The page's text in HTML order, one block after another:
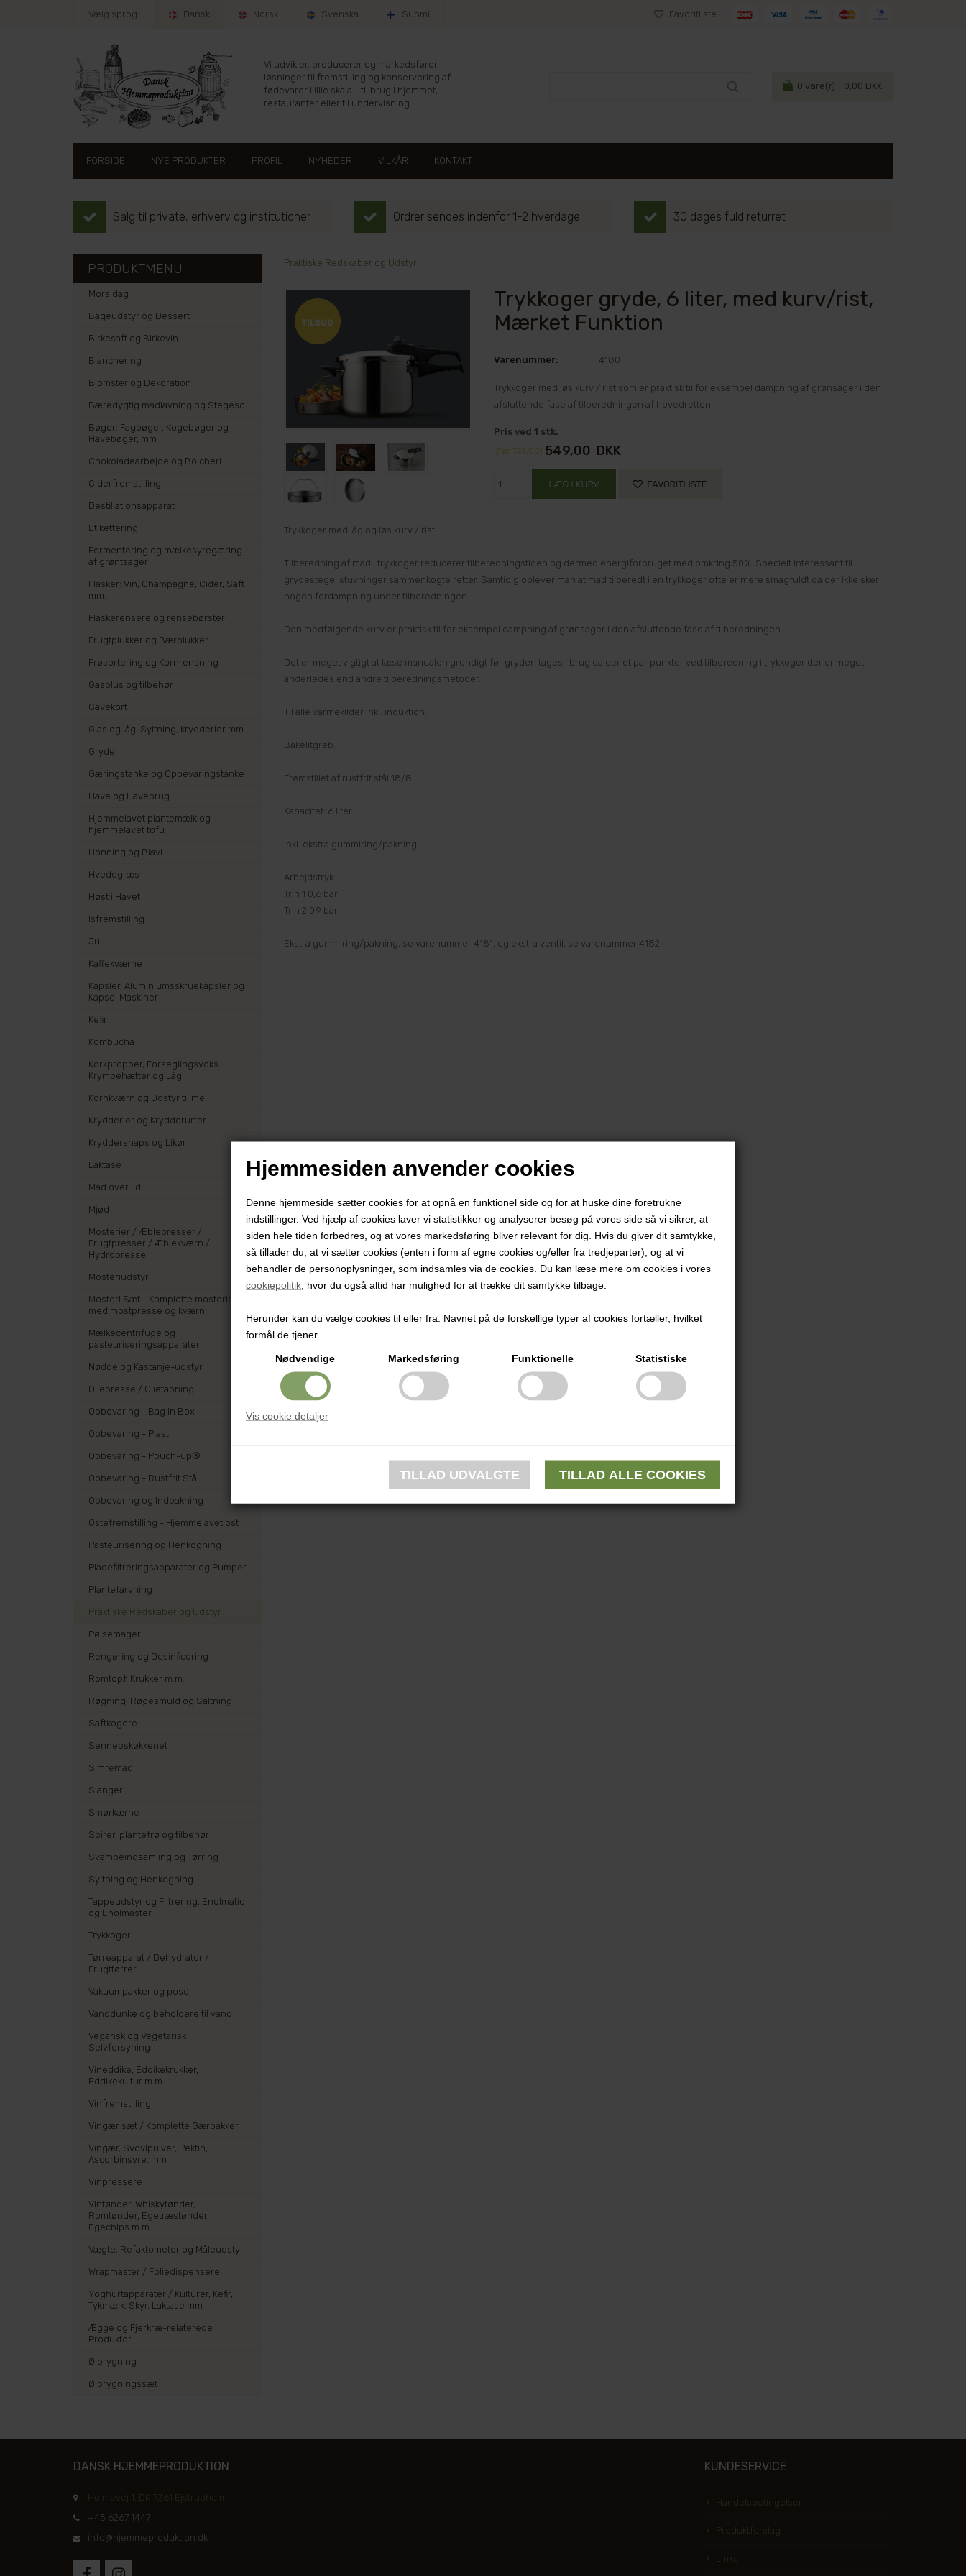
Hjemmesiden anvender cookies
Denne hjemmeside sætter cookies for at opnå en funktionel side og for at huske dine foretrukne
indstillinger. Ved hjælp af cookies laver vi statistikker og analyserer besøg på vores side så vi sikrer, at
siden hele tiden forbedres, og at vores markedsføring bliver relevant for dig. Hvis du giver dit samtykke,
så tillader du, at vi sætter cookies (enten i form af egne cookies og/eller fra tredjeparter), og at vi
behandler de personoplysninger, som indsamles via de cookies. Du kan læse mere om cookies i vores
cookiepolitik , hvor du også altid har mulighed for at trække dit samtykke tilbage.
Herunder kan du vælge cookies til eller fra. Navnet på de forskellige typer af cookies fortæller, hvilket
formål de tjener.
Nødvendige Markedsføring Funktionelle Statistiske
Vis cookie detaljer
Vælg sprog: Dansk Norsk Svenska Suomi Favoritliste
Vi udvikler, producerer og markedsfører
løsninger til fremstilling og konservering af
fødevarer i lille skala - til brug i hjemmet,
restauranter eller til undervisning.
0 vare(r) - 0,00 DKK
FORSIDE NYE PRODUKTER PROFIL NYHEDER VILKÅR KONTAKT
Salg til private, erhverv og institutioner Ordrer sendes indenfor 1-2 hverdage 30 dages fuld returret
Praktiske Redskaber og Udstyr
Trykkoger gryde, 6 liter, med kurv/rist,
Mærket Funktion
Varenummer: 4180
Trykkoger med løs kurv / rist som er praktisk til for eksempel dampning af grønsager i den
afsluttende fase af tilberedningen af hovedretten.
Pris ved 1 stk.
(Før 725,00) 549,00 DKK
Trykkoger med låg og løs kurv / rist.
Tilberedning af mad i trykkoger reducerer tilberedningstiden og dermed energiforbruget med omkring 50%. Specielt interessant til
grydestege, stuvninger sammenkogte retter. Samtidig oplever man at mad tilberedt i en trykkoger ofte er mere smagfuldt da der ikke sker
nogen fordampning under tilberedningen.
Den medfølgende kurv er praktisk til for eksempel dampning af grønsager i den afsluttende fase af tilberedningen.
Det er meget vigtigt at læse manualen grundigt før gryden tages i brug da der et par punkter ved tilberedning i trykkoger der er meget
anderledes end andre tilberedningsmetoder.
Til alle varmekilder inkl. induktion.
Bakelitgreb.
Fremstillet af rustfrit stål 18/8.
Kapacitet: 6 liter
Inkl. ekstra gummiring/pakning
Arbejdstryk:
Trin 1 0,6 bar
Trin 2 0,9 bar
Ekstra gummiring/pakning, se varenummer 4181, og ekstra ventil, se varenummer 4182.
PRODUKTMENU
Mors dag
Bageudstyr og Dessert
Birkesaft og Birkevin
Blanchering
Blomster og Dekoration
Bæredygtig madlavning og Stegeso
Bøger: Fagbøger, Kogebøger og
Havebøger, mm
Chokoladearbejde og Bolcheri
Ciderfremstilling
Destillationsapparat
Etikettering
Fermentering og mælkesyregæring
af grøntsager
Flasker: Vin, Champagne, Cider, Saft
mm.
Flaskerensere og rensebørster
Frugtplukker og Bærplukker
Frøsortering og Kornrensning
Gasblus og tilbehør
Gavekort
Glas og låg: Syltning, krydderier mm.
Gryder
Gæringstanke og Opbevaringstanke
Have og Havebrug
Hjemmelavet plantemælk og
hjemmelavet tofu
Honning og Biavl
Hvedegræs
Høst i Havet
Isfremstilling
Jul
Kaffekværne
Kapsler, Aluminiumsskruekapsler og
Kapsel Maskiner
Kefir
Kombucha
Korkpropper, Forseglingsvoks
Krympehætter og Låg
Kornkværn og Udstyr til mel
Krydderier og Krydderurter
Kryddersnaps og Likør
Laktase
Mad over ild
Mjød
Mosterier / Æblepresser /
Frugtpresser / Æblekværn /
Hydropresse
Mosteriudstyr
Mosteri Sæt - Komplette mosterier
med mostpresse og kværn
Mælkecentrifuge og
pasteuriseringsapparater
Nødde og Kastanje-udstyr
Oliepresse / Olietapning
Opbevaring - Bag in Box
Opbevaring - Plast
Opbevaring - Pouch-up®
Opbevaring - Rustfrit Stål
Opbevaring og Indpakning
Ostefremstilling - Hjemmelavet ost
Pasteurisering og Henkogning
Pladefiltreringsapparater og Pumper
Plantefarvning
Praktiske Redskaber og Udstyr
Pølsemageri
Rengøring og Desinficering
Romtopf, Krukker m.m.
Røgning, Røgesmuld og Saltning
Saftkogere
Sennepskøkkenet
Simremad
Slanger
Smørkærne
Spirer, plantefrø og tilbehør
Svampeindsamling og Tørring
Syltning og Henkogning
Tappeudstyr og Filtrering, Enolmatic
og Enolmaster
Trykkoger
Tørreapparat / Dehydrator /
Frugttørrer
Vakuumpakker og poser
Vanddunke og beholdere til vand
Vegansk og Vegetarisk
Selvforsyning
Vineddike, Eddikekrukker,
Eddikekultur m.m.
Vinfremstilling
Vingær sæt / Komplette Gærpakker
Vingær, Svovlpulver, Pektin,
Ascorbinsyre, mm
Vinpressere
Vintønder, Whiskytønder,
Romtønder, Egetræstønder,
Egechips m.m.
Vægte, Refaktometer og Måleudstyr
Wrapmaster / Foliedispensere
Yoghurtapparater / Kulturer, Kefir,
Tykmælk, Skyr, Laktase mm
Ægge og Fjerkræ-relaterede
Produkter
Ølbrygning
Ølbrygningssæt
DANSK HJEMMEPRODUKTION
Holmevej 1, DK-7361 Ejstrupholm
+45 6267 1447
info@hjemmeproduktion.dk
KUNDESERVICE
Handelsbetingelser
Produktforslag